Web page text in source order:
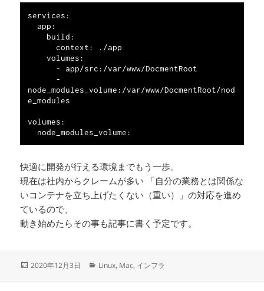
services:
  app:
    build:
      context: ./app
    volumes:
node_modules_volume:/var/www/DocmentRoot/nod
e_modules
volumes:
快適に開発が行える環境までもう一歩。
現在は社内からクレームが多い 「自分の業務とは関係な
いコンテナを立ち上げたくない（重い）」の対応を進め
ているので、
動き始めたらその事も記事に書く予定です。
投
2020年12月3日
カ
Linux, Mac, インフラ